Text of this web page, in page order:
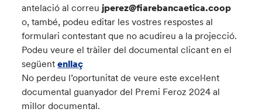
antelació al correujperez@fiarebancaetica.coop
o, també, podeu editar les vostres respostes al
formulari contestant que no acudireu a la projecció.
Podeu veure el tràiler del documental clicant en el
següentenllaç
No perdeu l’oportunitat de veure este excel·lent
documental guanyador del Premi Feroz 2024 al
millor documental.